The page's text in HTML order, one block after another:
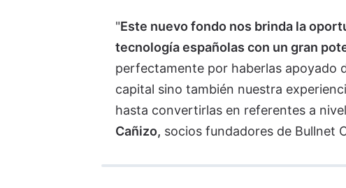
"Este nuevo fondo nos brinda la
tecnología españolas con un gran
perfectamente por haberlas apoyado
capital sino también nuestra
hasta convertirlas en referentes a
Cañizo, socios fundadores de Bullnet